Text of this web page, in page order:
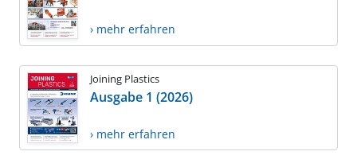
› mehr erfahren
Joining Plastics
Ausgabe 1 (2026)
› mehr erfahren